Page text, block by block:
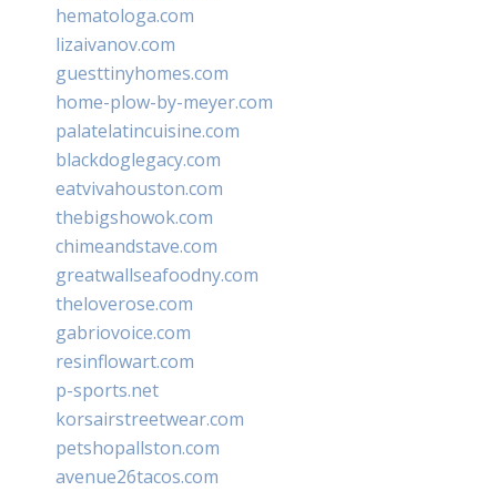
hematologa.com
lizaivanov.com
guesttinyhomes.com
home-plow-by-meyer.com
palatelatincuisine.com
blackdoglegacy.com
eatvivahouston.com
thebigshowok.com
chimeandstave.com
greatwallseafoodny.com
theloverose.com
gabriovoice.com
resinflowart.com
p-sports.net
korsairstreetwear.com
petshopallston.com
avenue26tacos.com